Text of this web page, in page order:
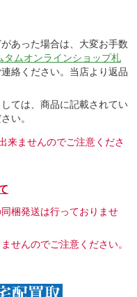
あった場合は、大変お手数
タムオンラインショップ札
連絡ください。当店より返品
ては、商品に記載されてい
い。
来ませんのでご注意くださ
梱発送は行っておりませ
せんのでご注意ください。